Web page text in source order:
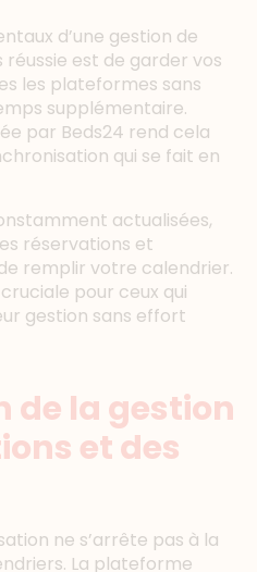
d’une gestion de
est de garder vos
les plateformes sans
supplémentaire.
par Beds24 rend cela
qui se fait en
actualisées,
réservations et
remplir votre calendrier.
pour ceux qui
gestion sans effort
de la gestion
et des
ne s’arrête pas à la
La plateforme